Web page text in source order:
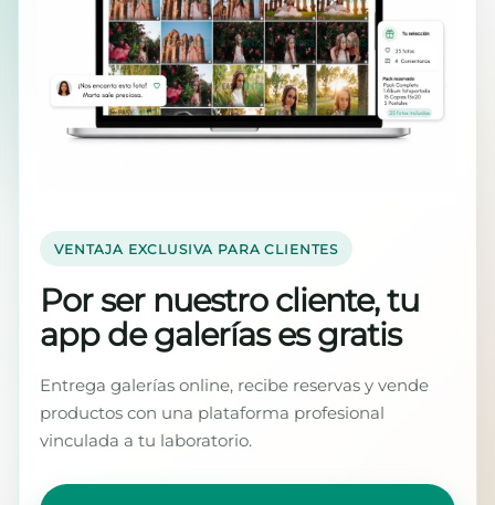
VENTAJA EXCLUSIVA PARA CLIENTES
Por ser nuestro cliente, tu
app de galerías es gratis
Entrega galerías online, recibe reservas y vende
productos con una plataforma profesional
vinculada a tu laboratorio.